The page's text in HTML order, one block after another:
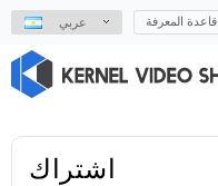
عربي قاعدة المعرفة
اشتراك